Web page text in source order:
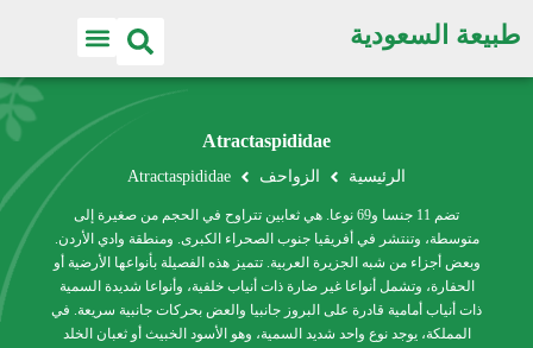
طبيعة السعودية
Atractaspididae
الرئيسية الزواحف Atractaspididae
تضم 11 جنسا و69 نوعا. هي ثعابين تتراوح في الحجم من صغيرة إلى
متوسطة، وتنتشر في أفريقيا جنوب الصحراء الكبرى. ومنطقة وادي الأردن.
وبعض أجزاء من شبه الجزيرة العربية. تتميز هذه الفصيلة بأنواعها الأرضية أو
الحفارة، وتشمل أنواعا غير ضارة ذات أنياب خلفية، وأنواعا شديدة السمية
ذات أنياب أمامية قادرة على البروز جانبيا والعض بحركات جانبية سريعة. في
المملكة، يوجد نوع واحد شديد السمية، وهو الأسود الخبيث أو ثعبان الخلد